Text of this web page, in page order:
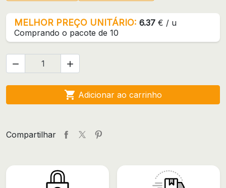
MELHOR PREÇO UNITÁRIO: 6.37 € / u
Comprando o pacote de 10
 
 Adicionar ao carrinho
Compartilhar